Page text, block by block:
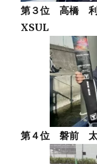
第３位 高橋
XSUL
第４位 磐前